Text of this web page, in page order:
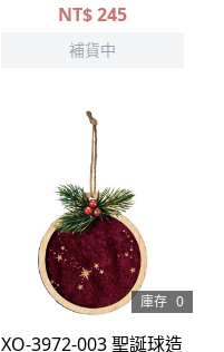
NT$245
補貨中
庫存 0
XO-3972-003 聖誕球造